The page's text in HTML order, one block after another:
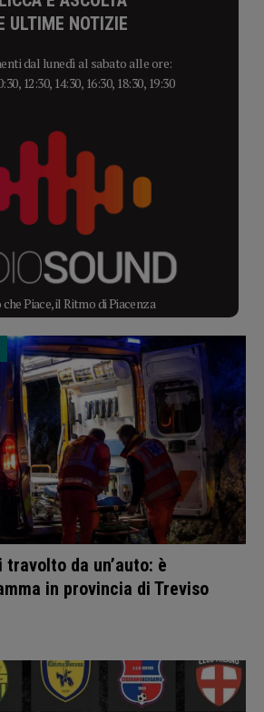
ULTIME NOTIZIE
dal lunedì al sabato alle ore:
12:30, 14:30, 16:30, 18:30, 19:30
Piace, il Ritmo di Piacenza
da un’auto: è
in provincia di Treviso